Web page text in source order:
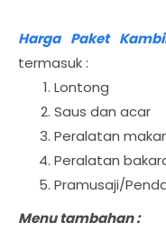
Harga Paket
termasuk :
Lontong
Saus dan acar
Peralatan
Peralatan
Pramusaji/
Menu tambahan :